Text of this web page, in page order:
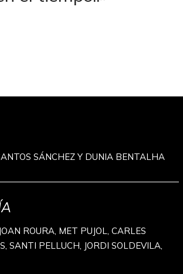
SÁNCHEZ Y DUNIA BENTALHA
ROURA, MET PUJOL, CARLES
SANTI PELLUCH, JORDI SOLDEVILA,